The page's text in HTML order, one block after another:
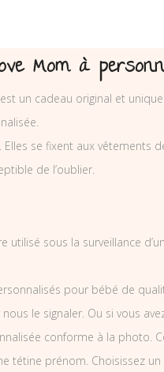
Mom à
un cadeau original et
se fixent aux
de l’oublier.
sous la surveillance
pour bébé de
le signaler. Ou si vous
conforme à la photo.
tétine prénom. Choisissez